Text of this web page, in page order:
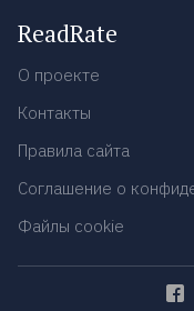
ReadRate
О проекте
Контакты
Правила сайта
Соглашение о
Файлы cookie